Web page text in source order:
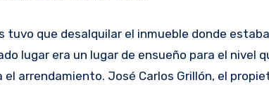
que desalquilar el inmueble donde
lugar era un lugar de ensueño para el nivel
arrendamiento. José Carlos Grillón, el